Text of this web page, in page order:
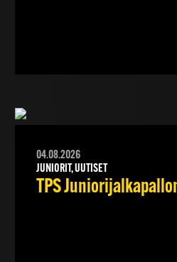
04.08.2026
JUNIORIT, UUTISET
TPS